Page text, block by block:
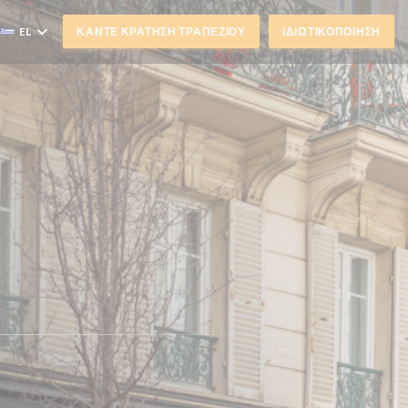
EL ΚΆΝΤΕ ΚΡΆΤΗΣΗ ΤΡΑΠΕΖΙΟΎ ΙΔΙΩΤΙΚΟΠΟΊΗΣΗ